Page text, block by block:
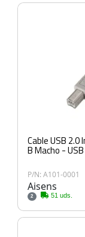
Cable USB
B Macho -
P/N: A101-0001
Aisens
2 51 uds.